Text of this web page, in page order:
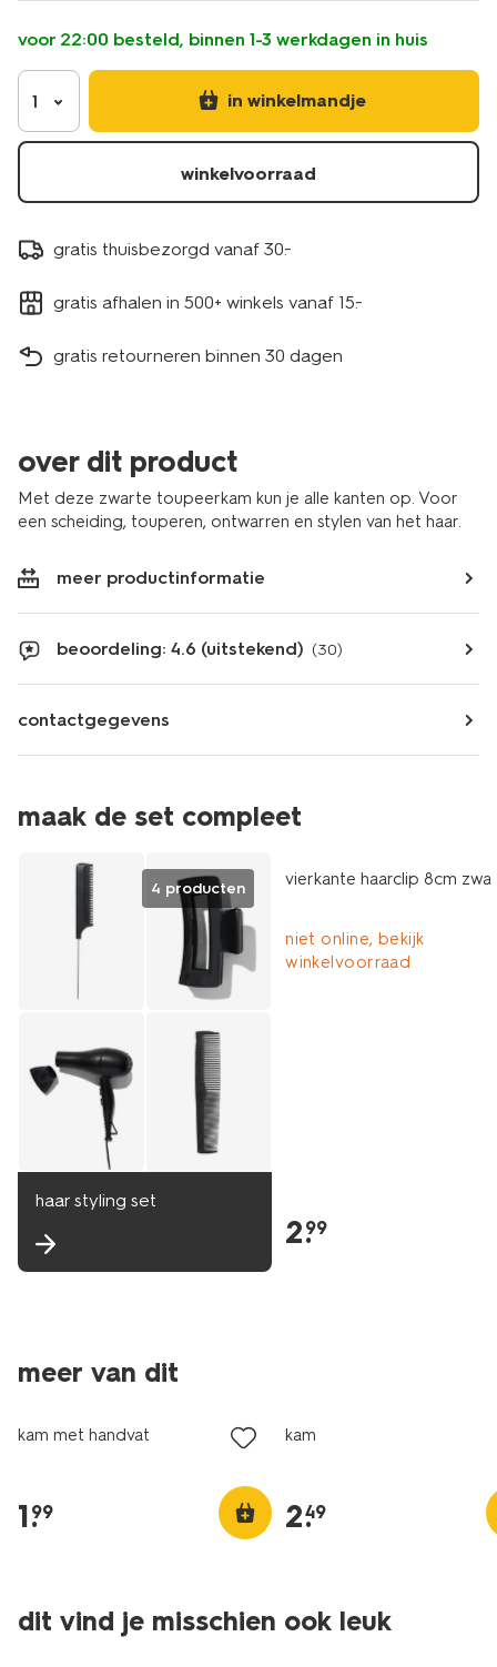
voor 22:00 besteld, binnen 1-3 werkdagen in huis
1 in winkelmandje
winkelvoorraad
gratis thuisbezorgd vanaf 30.-
gratis afhalen in 500+ winkels vanaf 15.-
gratis retourneren binnen 30 dagen
over dit product
Met deze zwarte toupeerkam kun je alle kanten op. Voor
een scheiding, touperen, ontwarren en stylen van het haar.
meer productinformatie
beoordeling: 4.6 (uitstekend) (30)
contactgegevens
maak de set compleet
4 producten
haar styling set
vierkante haarclip 8cm
niet online, bekijk
winkelvoorraad
2.
99
meer van dit
kam met handvat
1.
99
kam
2.
49
dit vind je misschien ook leuk